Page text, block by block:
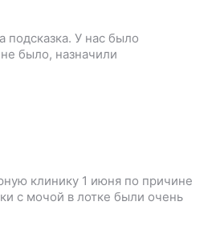
У нас было
было, назначили
клинику 1 июня по причине
с мочой в лотке были очень